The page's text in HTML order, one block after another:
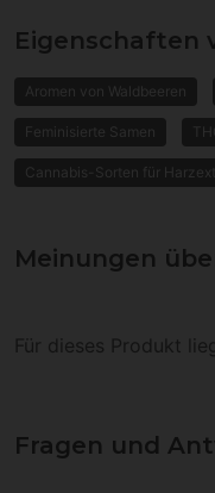
Eigenschaften
Aromen von Waldbeeren
Feminisierte Samen
Cannabis-Sorten für
Meinungen
Für dieses Produkt
Fragen und